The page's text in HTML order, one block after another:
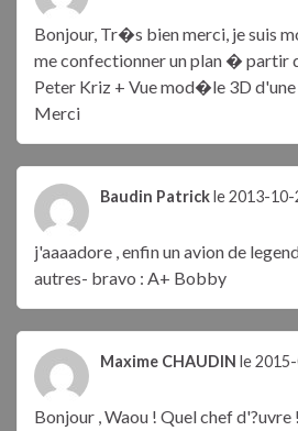
Bonjour, Tr�s bien merci, je suis
me confectionner un plan � partir
Peter Kriz + Vue mod�le 3D
Merci
Baudin Patrickle 2013-10-
j'aaaadore , enfin un avion de
autres- bravo : A+ Bobby
Maxime CHAUDIN le
Bonjour , Waou ! Quel chef